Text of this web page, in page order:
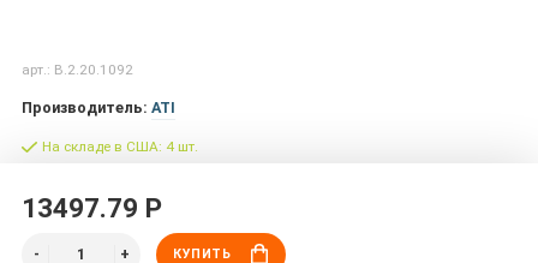
арт.: B.2.20.1092
Производитель: ATI
На складе в США: 4 шт.
13497.79 Р
КУПИТЬ